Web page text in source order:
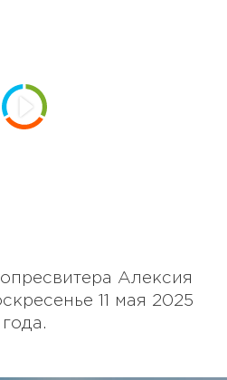
Алексия
11 мая 2025
года.